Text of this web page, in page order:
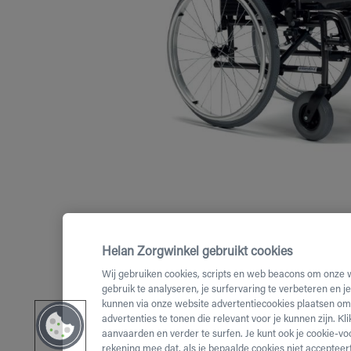
Helan Zorgwinkel gebruikt cookies
Wij gebruiken cookies, scripts en web beacons om
gebruik te analyseren, je surfervaring te verbeteren en
kunnen via onze website advertentiecookies plaatsen
advertenties te tonen die relevant voor je kunnen zijn.
aanvaarden en verder te surfen. Je kunt ook je cookie-